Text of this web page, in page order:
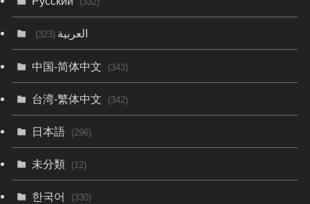
العربية(323)
中国-简体中文 (343)
台湾-繁体中文 (342)
日本語 (296)
未分類 (12)
한국어 (330)